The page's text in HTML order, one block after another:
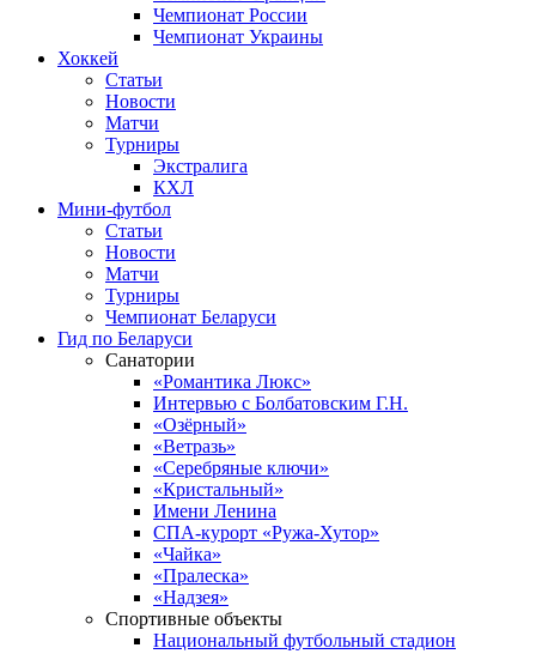
Чемпионат России
Чемпионат Украины
Хоккей
Статьи
Новости
Матчи
Турниры
Экстралига
КХЛ
Мини-футбол
Статьи
Новости
Матчи
Турниры
Чемпионат Беларуси
Гид по Беларуси
Санатории
«Романтика Люкс»
Интервью с Болбатовским Г.Н.
«Озёрный»
«Ветразь»
«Серебряные ключи»
«Кристальный»
Имени Ленина
СПА-курорт «Ружа-Хутор»
«Чайка»
«Пралеска»
«Надзея»
Спортивные объекты
Национальный футбольный стадион